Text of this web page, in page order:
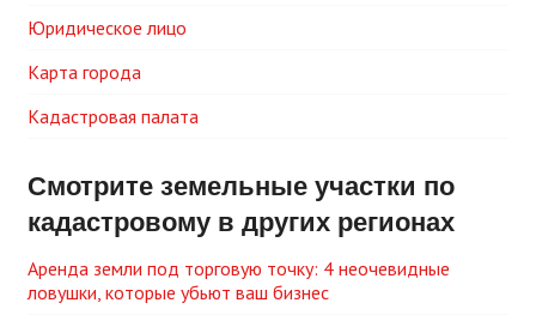
Юридическое лицо
Карта города
Кадастровая палата
Смотрите земельные участки по
кадастровому в других регионах
Аренда земли под торговую точку: 4 неочевидные
ловушки, которые убьют ваш бизнес